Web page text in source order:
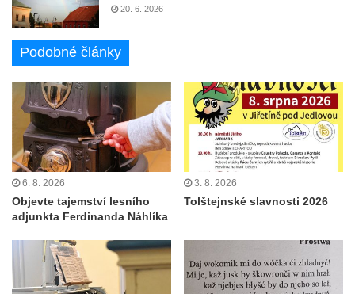
20. 6. 2026
Podobné články
6. 8. 2026
Objevte tajemství lesního
adjunkta Ferdinanda Náhlíka
3. 8. 2026
Tolštejnské slavnosti 2026